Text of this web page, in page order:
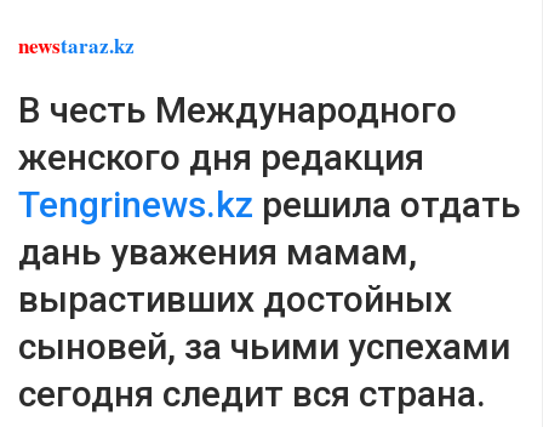
newstaraz.kz
В честь Международного
женского дня редакция
Tengrinews.kz решила отдать
дань уважения мамам,
вырастивших достойных
сыновей, за чьими успехами
сегодня следит вся страна.